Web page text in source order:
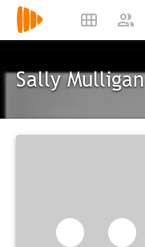
Sally Mulligan